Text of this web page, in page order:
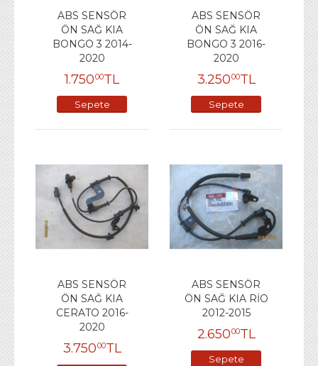
ABS SENSÖR
ÖN SAĞ KIA
BONGO 3 2014-
2020
1.75000TL
Sepete
ABS SENSÖR
ÖN SAĞ KIA
BONGO 3 2016-
2020
3.25000TL
Sepete
ABS SENSÖR
ÖN SAĞ KIA
CERATO 2016-
2020
3.75000TL
ABS SENSÖR
ÖN SAĞ KIA RİO
2012-2015
2.65000TL
Sepete